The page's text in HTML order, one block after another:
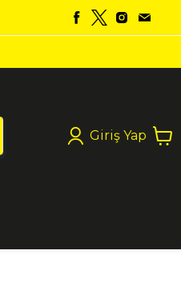
Giriş Yap